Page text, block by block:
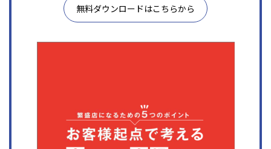
無料ダウンロードはこちらから